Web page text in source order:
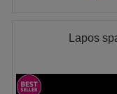
Lapos